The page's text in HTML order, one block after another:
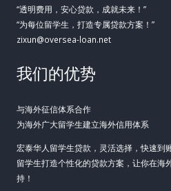
“透明费用，安心贷款，成就未来！”
“为每位留学生，打造专属贷款方案！”
zixun@oversea-loan.net
我们的优势
与海外征信体系合作
为海外广大留学生建立海外信用体系
宏泰华人留学生贷款，灵活选择，快速到
留学生打造个性化的贷款方案，让你在海
持！